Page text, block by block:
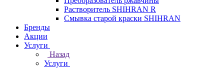
Растворитель SHIHRAN R
Смывка старой краски SHIHRAN
Бренды
Акции
Услуги
Назад
Услуги